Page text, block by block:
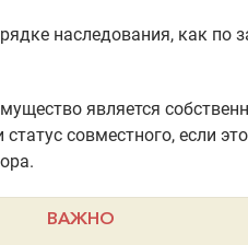
наследования, как по
является
совместного, если
ВАЖНО